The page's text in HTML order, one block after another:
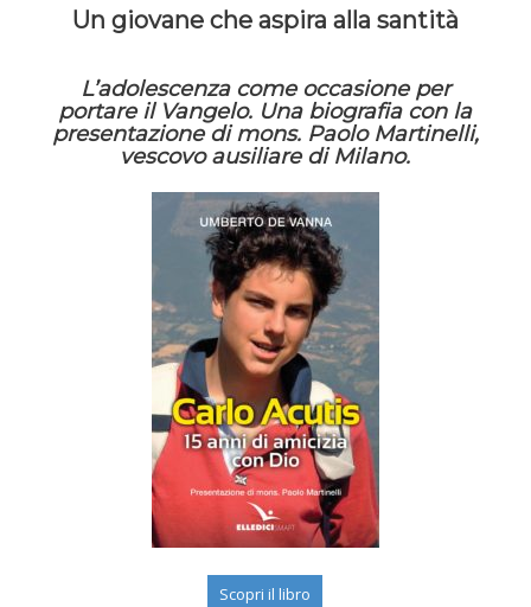
Un giovane che aspira alla santità
L’adolescenza come occasione per
portare il Vangelo. Una biografia con la
presentazione di mons. Paolo Martinelli,
vescovo ausiliare di Milano.
Scopri il libro